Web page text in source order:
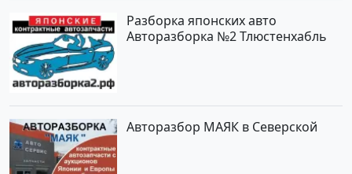
Разборка японских авто
Авторазборка №2 Тлюстенхабль
Авторазбор МАЯК в Северской